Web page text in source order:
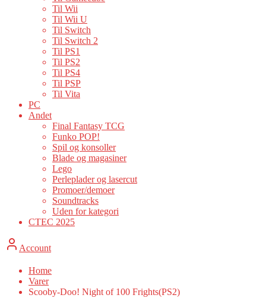
Til Wii
Til Wii U
Til Switch
Til Switch 2
Til PS1
Til PS2
Til PS4
Til PSP
Til Vita
PC
Andet
Final Fantasy TCG
Funko POP!
Spil og konsoller
Blade og magasiner
Lego
Perleplader og lasercut
Promoer/demoer
Soundtracks
Uden for kategori
CTEC 2025
Account
Home
Varer
Scooby-Doo! Night of 100 Frights(PS2)